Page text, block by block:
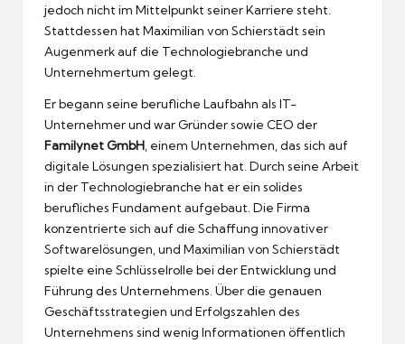
jedoch nicht im Mittelpunkt seiner Karriere steht.
Stattdessen hat Maximilian von Schierstädt sein
Augenmerk auf die Technologiebranche und
Unternehmertum gelegt.
Er begann seine berufliche Laufbahn als IT-
Unternehmer und war Gründer sowie CEO der
Familynet GmbH , einem Unternehmen, das sich auf
digitale Lösungen spezialisiert hat. Durch seine Arbeit
in der Technologiebranche hat er ein solides
berufliches Fundament aufgebaut. Die Firma
konzentrierte sich auf die Schaffung innovativer
Softwarelösungen, und Maximilian von Schierstädt
spielte eine Schlüsselrolle bei der Entwicklung und
Führung des Unternehmens. Über die genauen
Geschäftsstrategien und Erfolgszahlen des
Unternehmens sind wenig Informationen öffentlich